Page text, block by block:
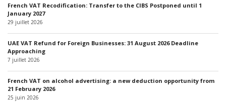
French VAT Recodification: Transfer to the CIBS Postponed until 1
January 2027
29 juillet 2026
UAE VAT Refund for Foreign Businesses: 31 August 2026 Deadline
Approaching
7 juillet 2026
French VAT on alcohol advertising: a new deduction opportunity from
21 February 2026
25 juin 2026